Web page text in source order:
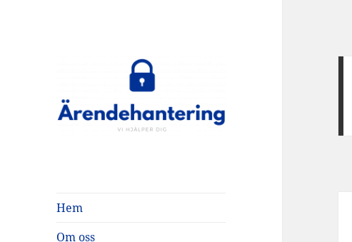
Hem
Om oss